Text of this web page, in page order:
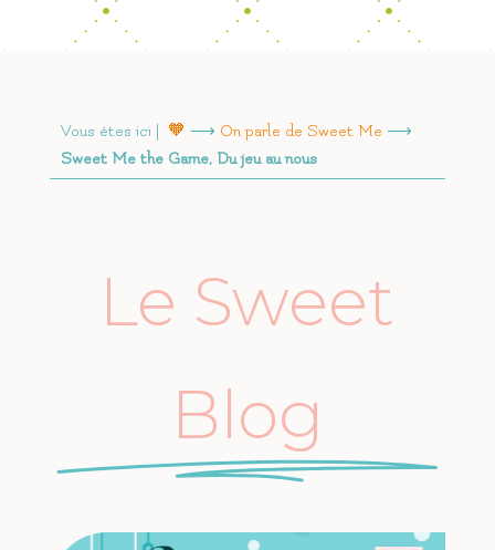
Vous êtes ici | 🧡 ⟶ On parle de Sweet Me ⟶
Sweet Me the Game, Du jeu au nous
Le Sweet
Blog